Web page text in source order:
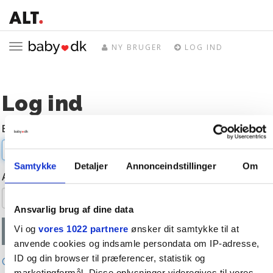
Samtykke Detaljer Annonceindstillinger Om
Ansvarlig brug af dine data
Vi og vores 1022 partnere ønsker dit samtykke til at
anvende cookies og indsamle persondata om IP-adresse,
ID og din browser til præferencer, statistik og
Toggle
NY BRUGER LOG IND
Log ind
E-mail
Adgangskode
Glemt adgangskode?